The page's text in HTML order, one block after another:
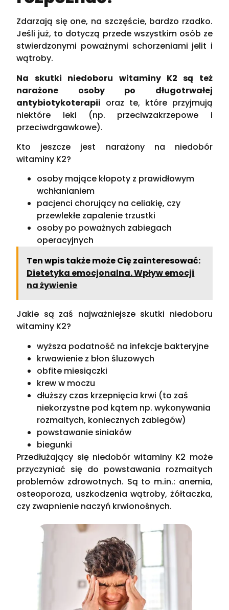
Zdarzają się one, na szczęście, bardzo rzadko.
Jeśli już, to dotyczą przede wszystkim osób ze
stwierdzonymi poważnymi schorzeniami jelit i
wątroby.
Na skutki niedoboru witaminy K2 są też
narażone osoby po długotrwałej
antybiotykoterapii oraz te, które przyjmują
niektóre leki (np. przeciwzakrzepowe i
przeciwdrgawkowe).
Kto jeszcze jest narażony na niedobór
witaminy K2?
osoby mające kłopoty z prawidłowym
wchłanianiem
pacjenci chorujący na celiakię, czy
przewlekłe zapalenie trzustki
osoby po poważnych zabiegach
operacyjnych
Ten wpis także może Cię zainteresować:
Dietetyka emocjonalna. Wpływ emocji
na żywienie
Jakie są zaś najważniejsze skutki niedoboru
witaminy K2?
wyższa podatność na infekcje bakteryjne
krwawienie z błon śluzowych
obfite miesiączki
krew w moczu
dłuższy czas krzepnięcia krwi (to zaś
niekorzystne pod kątem np. wykonywania
rozmaitych, koniecznych zabiegów)
powstawanie siniaków
biegunki
Przedłużający się niedobór witaminy K2 może
przyczyniać się do powstawania rozmaitych
problemów zdrowotnych. Są to m.in.: anemia,
osteoporoza, uszkodzenia wątroby, żółtaczka,
czy zwapnienie naczyń krwionośnych.